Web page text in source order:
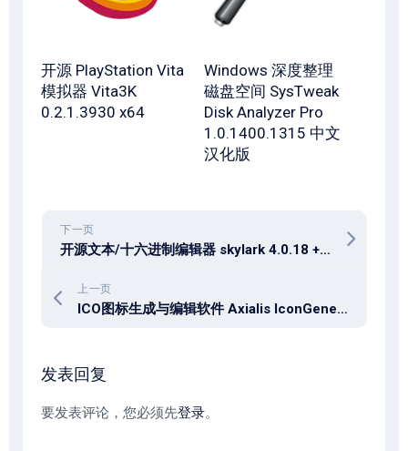
开源 PlayStation Vita
模拟器 Vita3K
0.2.1.3930 x64
Windows 深度整理
磁盘空间 SysTweak
Disk Analyzer Pro
1.0.1400.1315 中文
汉化版
下一页
开源文本/十六进制编辑器 skylark 4.0.18 + x64 中文多语免费版
上一页
ICO图标生成与编辑软件 Axialis IconGenerator 2.10
发表回复
要发表评论，您必须先登录。